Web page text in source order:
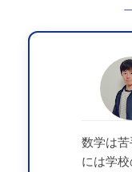
数学は
には学